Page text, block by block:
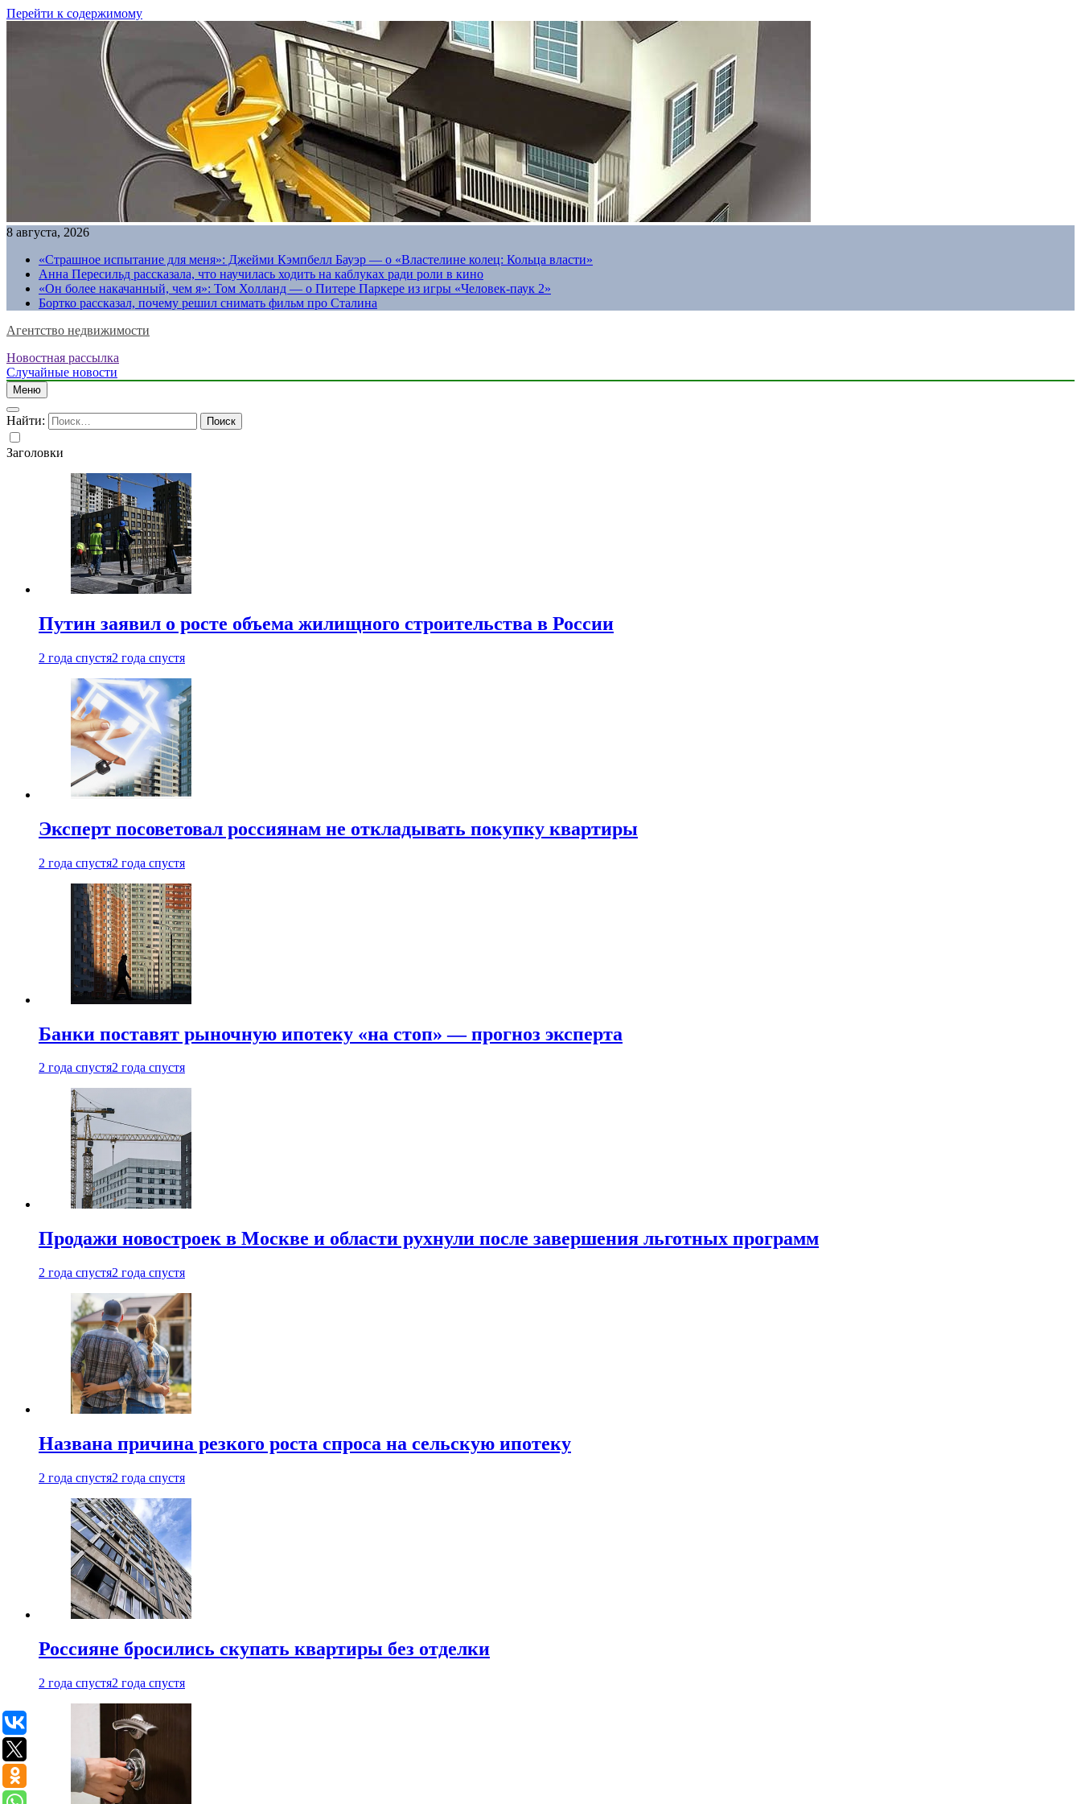
Перейти к содержимому
8 августа, 2026
«Страшное испытание для меня»: Джейми Кэмпбелл Бауэр — о «Властелине колец: Кольца власти»
Анна Пересильд рассказала, что научилась ходить на каблуках ради роли в кино
«Он более накачанный, чем я»: Том Холланд — о Питере Паркере из игры «Человек-паук 2»
Бортко рассказал, почему решил снимать фильм про Сталина
Агентство недвижимости
Новостная рассылка
Случайные новости
Меню
Найти:
Заголовки
Путин заявил о росте объема жилищного строительства в России
2 года спустя2 года спустя
Эксперт посоветовал россиянам не откладывать покупку квартиры
2 года спустя2 года спустя
Банки поставят рыночную ипотеку «на стоп» — прогноз эксперта
2 года спустя2 года спустя
Продажи новостроек в Москве и области рухнули после завершения льготных программ
2 года спустя2 года спустя
Названа причина резкого роста спроса на сельскую ипотеку
2 года спустя2 года спустя
Россияне бросились скупать квартиры без отделки
2 года спустя2 года спустя